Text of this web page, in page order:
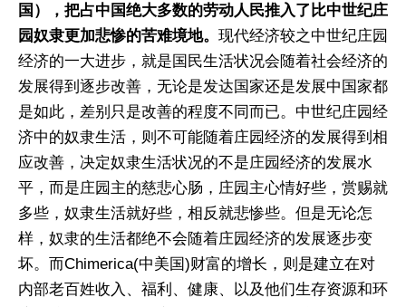
国），把占中国绝大多数的劳动人民推入了比中世纪庄
园奴隶更加悲惨的苦难境地。 现代经济较之中世纪庄园
经济的一大进步，就是国民生活状况会随着社会经济的
发展得到逐步改善，无论是发达国家还是发展中国家都
是如此，差别只是改善的程度不同而已。中世纪庄园经
济中的奴隶生活，则不可能随着庄园经济的发展得到相
应改善，决定奴隶生活状况的不是庄园经济的发展水
平，而是庄园主的慈悲心肠，庄园主心情好些，赏赐就
多些，奴隶生活就好些，相反就悲惨些。但是无论怎
样，奴隶的生活都绝不会随着庄园经济的发展逐步变
坏。而Chimerica(中美国)财富的增长，则是建立在对
内部老百姓收入、福利、健康、以及他们生存资源和环